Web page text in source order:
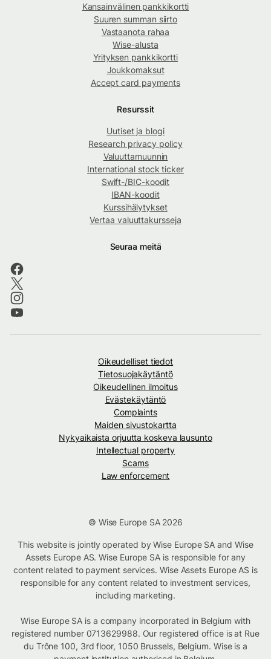
Kansainvälinen pankkikortti
Suuren summan siirto
Vastaanota rahaa
Wise-alusta
Yrityksen pankkikortti
Joukkomaksut
Accept card payments
Resurssit
Uutiset ja blogi
Research privacy policy
Valuuttamuunnin
International stock ticker
Swift-/BIC-koodit
IBAN-koodit
Kurssihälytykset
Vertaa valuuttakursseja
Seuraa meitä
Oikeudelliset tiedot
Tietosuojakäytäntö
Oikeudellinen ilmoitus
Evästekäytäntö
Complaints
Maiden sivustokartta
Nykyaikaista orjuutta koskeva lausunto
Intellectual property
Scams
Law enforcement
© Wise Europe SA 2026
This website is jointly operated by Wise Europe SA and Wise
Assets Europe AS. Wise Europe SA is responsible for any
content related to payment services. Wise Assets Europe AS is
responsible for any content related to investment services,
including marketing.
Wise Europe SA is a company incorporated in Belgium with
registered number 0713629988. Our registered office is at Rue
du Trône 100, 3rd floor, 1050 Brussels, Belgium. Wise is a